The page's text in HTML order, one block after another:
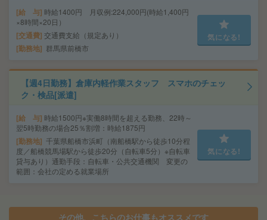
給 与 時給1400円 月収例:224,000円(時給1,400円
×8時間×20日）
交通費 交通費支給（規定あり）
勤務地 群馬県前橋市
気になる!
【週4日勤務】倉庫内軽作業スタッフ スマホのチェッ
ク・検品[派遣]
給 与 時給1500円※実働8時間を超える勤務、22時～
翌5時勤務の場合25％割増：時給1875円
勤務地 千葉県船橋市浜町（南船橋駅から徒歩10分程
度／船橋競馬場駅から徒歩20分（自転車5分）※自転車
貸与あり）通勤手段：自転車・公共交通機関 変更の
範囲：会社の定める就業場所
気になる!
その他、こちらのお仕事もオススメです